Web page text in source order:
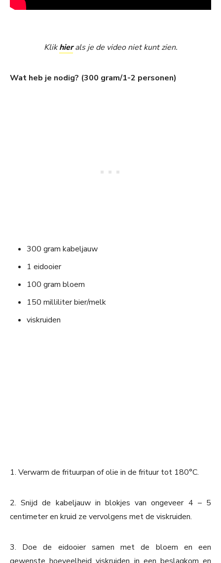
Klikhierals je de video niet kunt zien.
Wat heb je nodig? (300 gram/1-2 personen)
300 gram kabeljauw
1 eidooier
100 gram bloem
150 milliliter bier/melk
viskruiden
1. Verwarm de frituurpan of olie in de frituur tot 180°C.
2. Snijd de kabeljauw in blokjes van ongeveer 4 – 5
centimeter en kruid ze vervolgens met de viskruiden.
3. Doe de eidooier samen met de bloem en een